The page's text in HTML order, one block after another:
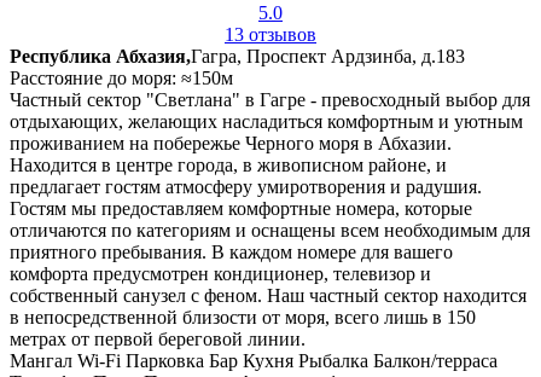
5.0
13 отзывов
Республика Абхазия,Гагра, Проспект Ардзинба, д.183
Расстояние до моря: ≈150м
Частный сектор "Светлана" в Гагре - превосходный выбор для
отдыхающих, желающих насладиться комфортным и уютным
проживанием на побережье Черного моря в Абхазии.
Находится в центре города, в живописном районе, и
предлагает гостям атмосферу умиротворения и радушия.
Гостям мы предоставляем комфортные номера, которые
отличаются по категориям и оснащены всем необходимым для
приятного пребывания. В каждом номере для вашего
комфорта предусмотрен кондиционер, телевизор и
собственный санузел с феном. Наш частный сектор находится
в непосредственной близости от моря, всего лишь в 150
метрах от первой береговой линии.
Мангал Wi-Fi Парковка Бар Кухня Рыбалка Балкон/терраса